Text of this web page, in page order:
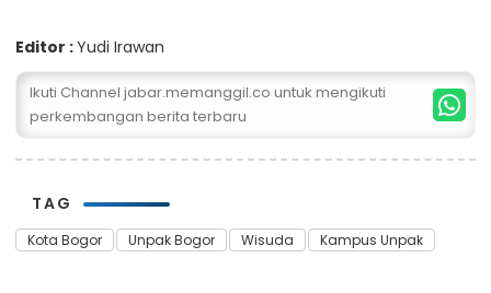
Editor :Yudi Irawan
Ikuti Channel jabar.memanggil.co untuk mengikuti
perkembangan berita terbaru
TAG
Kota Bogor Unpak Bogor Wisuda Kampus Unpak